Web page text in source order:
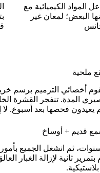
المواد الكيميائية مع
البعض؛ لمعان غير
ملحية
أخصائي الترميم برسم
المدة. تنفجر القشرة
فحصها بعد أسبوع. لا
شمع قديم + أوساخ
ثم انشغل الجميع
ثانية لإزالة